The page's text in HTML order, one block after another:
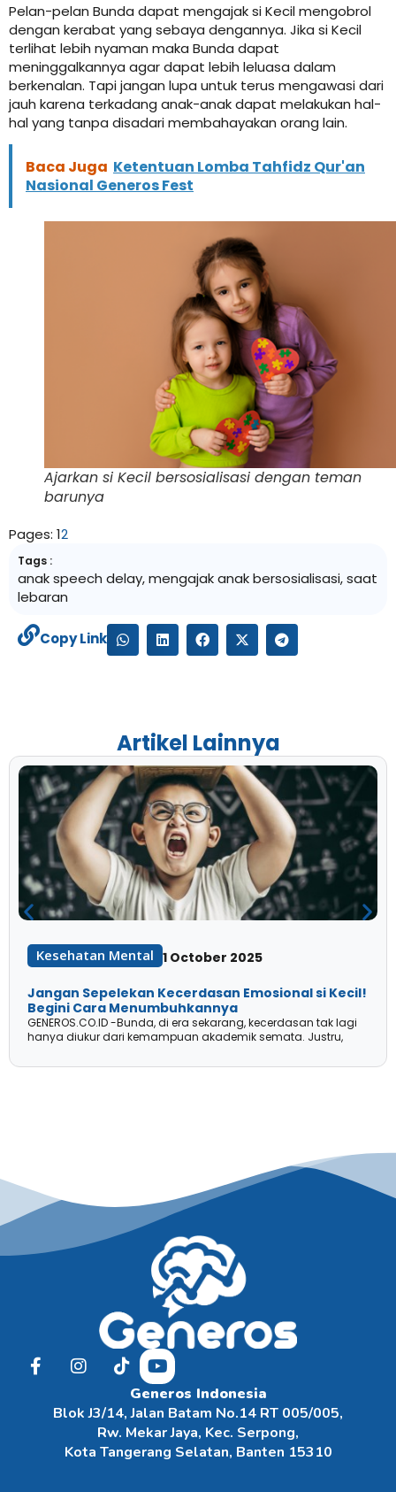
Copy Link
Pelan-pelan Bunda dapat mengajak si Kecil mengobrol
dengan kerabat yang sebaya dengannya. Jika si Kecil
terlihat lebih nyaman maka Bunda dapat
meninggalkannya agar dapat lebih leluasa dalam
berkenalan. Tapi jangan lupa untuk terus mengawasi dari
jauh karena terkadang anak-anak dapat melakukan hal-
hal yang tanpa disadari membahayakan orang lain.
Baca Juga Ketentuan Lomba Tahfidz Qur'an
Nasional Generos Fest
Ajarkan si Kecil bersosialisasi dengan teman
barunya
Pages: 12
Tags :
anak speech delay,mengajak anak bersosialisasi,saat
lebaran
Artikel Lainnya
Kesehatan Mental 1 October 2025
Jangan Sepelekan Kecerdasan Emosional si Kecil!
Begini Cara Menumbuhkannya
GENEROS.CO.ID -Bunda, di era sekarang, kecerdasan tak lagi
hanya diukur dari kemampuan akademik semata. Justru,
Generos Indonesia
Blok J3/14, Jalan Batam No.14 RT 005/005,
Rw. Mekar Jaya, Kec. Serpong,
Kota Tangerang Selatan, Banten 15310